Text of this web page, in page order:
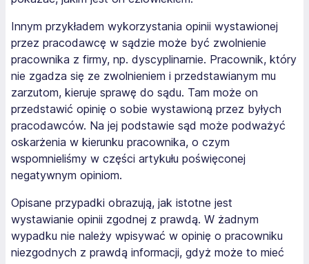
Innym przykładem wykorzystania opinii wystawionej
przez pracodawcę w sądzie może być zwolnienie
pracownika z firmy, np. dyscyplinarnie. Pracownik, który
nie zgadza się ze zwolnieniem i przedstawianym mu
zarzutom, kieruje sprawę do sądu. Tam może on
przedstawić opinię o sobie wystawioną przez byłych
pracodawców. Na jej podstawie sąd może podważyć
oskarżenia w kierunku pracownika, o czym
wspomnieliśmy w części artykułu poświęconej
negatywnym opiniom.
Opisane przypadki obrazują, jak istotne jest
wystawianie opinii zgodnej z prawdą. W żadnym
wypadku nie należy wpisywać w opinię o pracowniku
niezgodnych z prawdą informacji, gdyż może to mieć